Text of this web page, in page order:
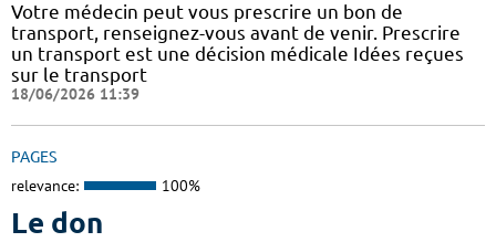
Votre médecin peut vous prescrire un bon de
transport, renseignez-vous avant de venir. Prescrire
un transport est une décision médicale Idées reçues
sur le transport
18/06/2026 11:39
PAGES
relevance: 100%
Le don